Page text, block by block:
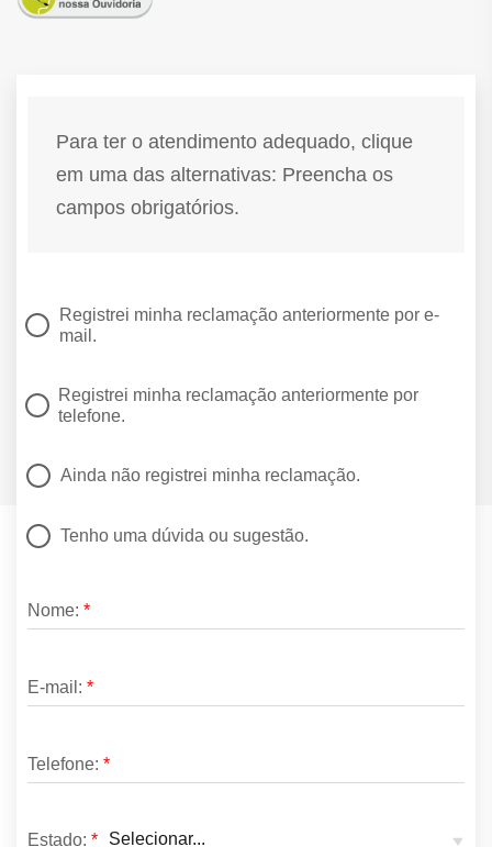
Para ter o atendimento adequado, clique
em uma das alternativas: Preencha os
campos obrigatórios.
Registrei minha reclamação anteriormente por e-
mail.
Registrei minha reclamação anteriormente por
telefone.
Ainda não registrei minha reclamação.
Tenho uma dúvida ou sugestão.
Nome: *
E-mail: *
Telefone: *
Estado: *